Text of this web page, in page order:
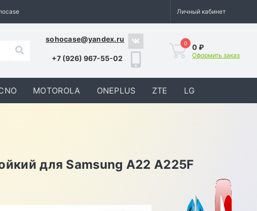
Личный кабинет
sohocase@yandex.ru
+7 (926) 967-55-02
0 0 ₽
Оформить заказ
MOTOROLA ONEPLUS ZTE LG
для Samsung A22 A225F